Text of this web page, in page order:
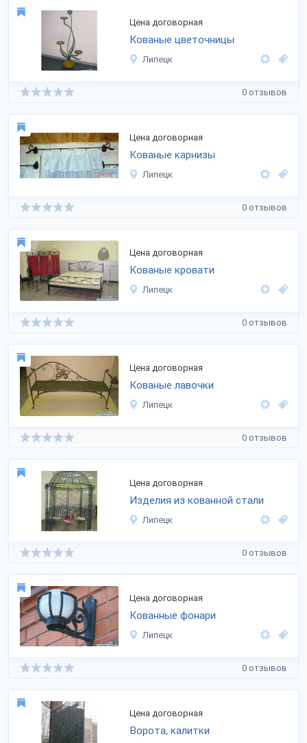
Цена договорная
Кованые цветочницы
Липецк
0 отзывов
Цена договорная
Кованые карнизы
Липецк
0 отзывов
Цена договорная
Кованые кровати
Липецк
0 отзывов
Цена договорная
Кованые лавочки
Липецк
0 отзывов
Цена договорная
Изделия из кованной стали
Липецк
0 отзывов
Цена договорная
Кованные фонари
Липецк
0 отзывов
Цена договорная
Ворота, калитки